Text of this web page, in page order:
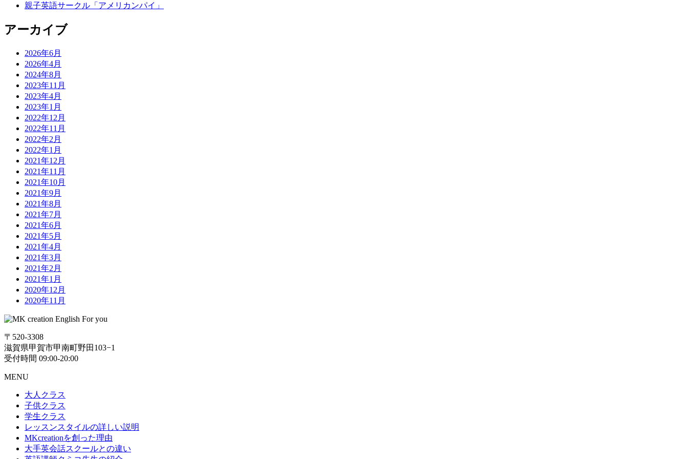
親子英語サークル「アメリカンパイ」
アーカイブ
2026年6月
2026年4月
2024年8月
2023年11月
2023年4月
2023年1月
2022年12月
2022年11月
2022年2月
2022年1月
2021年12月
2021年11月
2021年10月
2021年9月
2021年8月
2021年7月
2021年6月
2021年5月
2021年4月
2021年3月
2021年2月
2021年1月
2020年12月
2020年11月
〒520-3308
滋賀県甲賀市甲南町野田103−1
受付時間 09:00-20:00
MENU
大人クラス
子供クラス
学生クラス
レッスンスタイルの詳しい説明
MKcreationを創った理由
大手英会話スクールとの違い